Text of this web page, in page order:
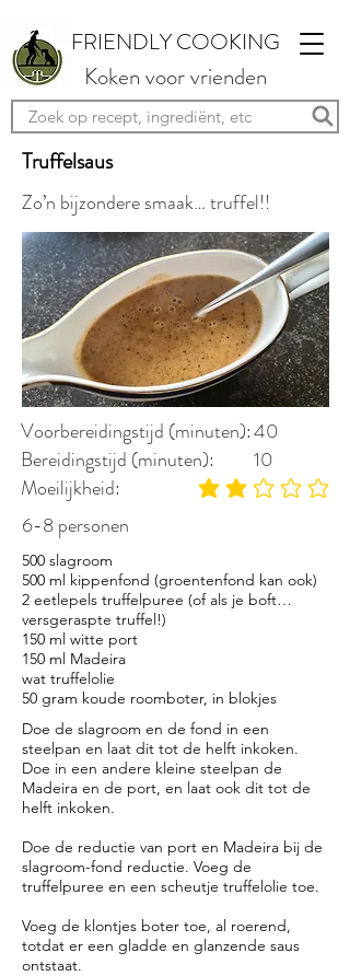
FRIENDLY COOKING
Koken voor vrienden
Truffelsaus
Doe de slagroom en de fond in een
steelpan en laat dit tot de helft inkoken.
Doe in een andere kleine steelpan de
Madeira en de port, en laat ook dit tot de
helft inkoken.
Doe de reductie van port en Madeira bij de
slagroom-fond reductie. Voeg de
truffelpuree en een scheutje truffelolie toe.
Voeg de klontjes boter toe, al roerend,
totdat er een gladde en glanzende saus
ontstaat.
Zo’n bijzondere smaak… truffel!!
500 slagroom
500 ml kippenfond (groentenfond kan ook)
2 eetlepels truffelpuree (of als je boft…
versgeraspte truffel!)
150 ml witte port
150 ml Madeira
wat truffelolie
50 gram koude roomboter, in blokjes
6-8 personen
gemiddelde waardering
40
10
Voorbereidingstijd (minuten):
Bereidingstijd (minuten):
Moeilijkheid: